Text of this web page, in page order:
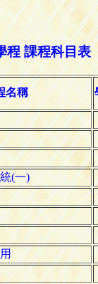
程 課程科目表
名稱
(一)